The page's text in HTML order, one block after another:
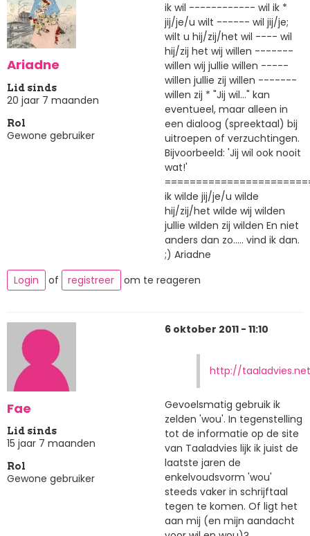
Ariadne
Lid sinds
20 jaar 7 maanden
Rol
Gewone gebruiker
ik wil ------------ wil ik *
jij/je/u wilt ------ wil jij/je;
wilt u hij/zij/het wil ---- wil
hij/zij het wij willen -------
willen wij jullie willen -----
willen jullie zij willen -------
willen zij * "Jij wil..." kan
eventueel, maar alleen in
een dialoog (spreektaal) bij
uitroepen of verzuchtingen.
Bijvoorbeeld: 'Jij wil ook nooit
wat!'
ik wilde jij/je/u wilde
hij/zij/het wilde wij wilden
jullie wilden zij wilden En niet
anders dan zo..... vind ik dan.
;) Ariadne
Login
of registreer om te reageren
Fae
Lid sinds
15 jaar 7 maanden
Rol
Gewone gebruiker
6 oktober 2011 - 11:10
http://
Gevoelsmatig gebruik ik
zelden 'wou'. In tegenstelling
tot de informatie op de site
van Taaladvies lijk ik juist de
laatste jaren de
enkelvoudsvorm 'wou'
steeds vaker in schrijftaal
tegen te komen. Of ligt het
aan mij (en mijn aandacht